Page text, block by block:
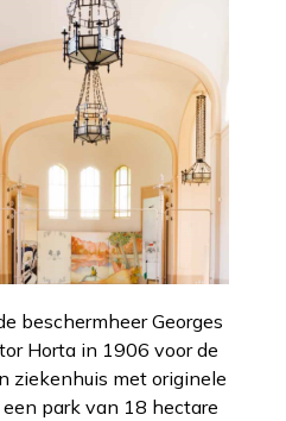
beschermheer Georges
Horta in 1906 voor de
ziekenhuis met originele
park van 18 hectare